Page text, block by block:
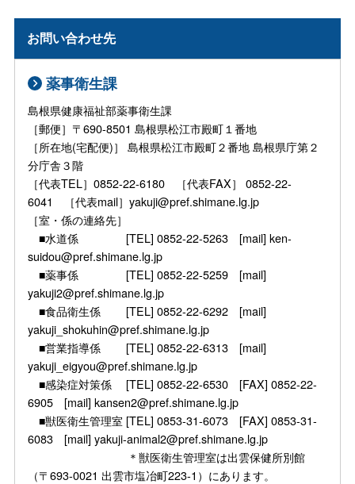
お問い合わせ先
薬事衛生課
島根県健康福祉部薬事衛生課
［郵便］〒690-8501 島根県松江市殿町１番地
［所在地(宅配便)］ 島根県松江市殿町２番地 島根県庁第２
分庁舎３階
［代表TEL］0852-22-6180 ［代表FAX］ 0852-22-
6041 ［代表mail］yakuji@pref.shimane.lg.jp
［室・係の連絡先］
■水道係 [TEL] 0852-22-5263 [mail] ken-
suidou@pref.shimane.lg.jp
■薬事係 [TEL] 0852-22-5259 [mail]
yakuji2@pref.shimane.lg.jp
■食品衛生係 [TEL] 0852-22-6292 [mail]
yakuji_shokuhin@pref.shimane.lg.jp
■営業指導係 [TEL] 0852-22-6313 [mail]
yakuji_eigyou@pref.shimane.lg.jp
■感染症対策係 [TEL] 0852-22-6530 [FAX] 0852-22-
6905 [mail] kansen2@pref.shimane.lg.jp
■獣医衛生管理室 [TEL] 0853-31-6073 [FAX] 0853-31-
6083 [mail] yakuji-animal2@pref.shimane.lg.jp
＊獣医衛生管理室は出雲保健所別館
（〒693-0021 出雲市塩冶町223-1）にあります。